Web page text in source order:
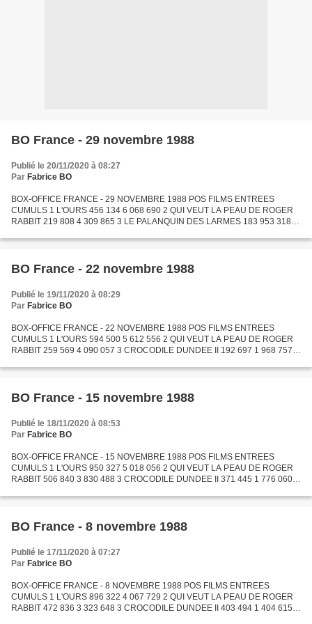
BO France - 29 novembre 1988
Publié le 20/11/2020 à 08:27
Par Fabrice BO
BOX-OFFICE FRANCE - 29 NOVEMBRE 1988 POS FILMS ENTREES
CUMULS 1 L'OURS 456 134 6 068 690 2 QUI VEUT LA PEAU DE ROGER
RABBIT 219 808 4 309 865 3 LE PALANQUIN DES LARMES 183 953 318
LE 26 110...
BO France - 22 novembre 1988
Publié le 19/11/2020 à 08:29
Par Fabrice BO
BOX-OFFICE FRANCE - 22 NOVEMBRE 1988 POS FILMS ENTREES
CUMULS 1 L'OURS 594 500 5 612 556 2 QUI VEUT LA PEAU DE ROGER
RABBIT 259 569 4 090 057 3 CROCODILE DUNDEE II 192 697 1 968 757 4
119...
BO France - 15 novembre 1988
Publié le 18/11/2020 à 08:53
Par Fabrice BO
BOX-OFFICE FRANCE - 15 NOVEMBRE 1988 POS FILMS ENTREES
CUMULS 1 L'OURS 950 327 5 018 056 2 QUI VEUT LA PEAU DE ROGER
RABBIT 506 840 3 830 488 3 CROCODILE DUNDEE II 371 445 1 776 060 4
134...
BO France - 8 novembre 1988
Publié le 17/11/2020 à 07:27
Par Fabrice BO
BOX-OFFICE FRANCE - 8 NOVEMBRE 1988 POS FILMS ENTREES
CUMULS 1 L'OURS 896 322 4 067 729 2 QUI VEUT LA PEAU DE ROGER
RABBIT 472 836 3 323 648 3 CROCODILE DUNDEE II 403 494 1 404 615 4